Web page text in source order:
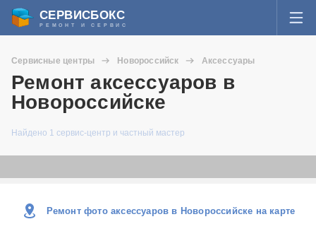
СЕРВИСБОКС
РЕМОНТ И СЕРВИС
Я забыл пароль
СЕРВИСЫ И МАСТЕРА
Сервисные центры Новороссийск Аксессуары
Ремонт аксессуаров в
Новороссийске
Найдено 1 сервис-центр и частный мастер
Ремонт фото аксессуаров в Новороссийске на карте